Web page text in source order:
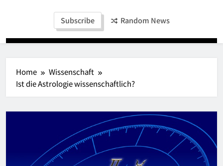
Subscribe Random News
Home
Wissenschaft
Ist die Astrologie wissenschaftlich?